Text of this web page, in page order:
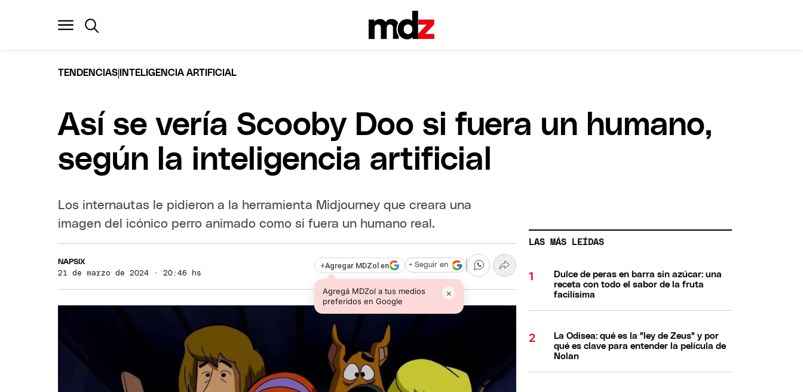
TENDENCIAS INTELIGENCIA ARTIFICIAL
Así se vería Scooby Doo si fuera un humano,
según la inteligencia artificial
Los internautas le pidieron a la herramienta Midjourney que creara una
imagen del icónico perro animado como si fuera un humano real.
NAPSIX
21 de marzo de 2024 · 20:46 hs
+Agregar MDZol en
Agregá MDZol a tus medios
preferidos en Google
×
+ Seguir en
LAS MÁS LEÍDAS
Dulce de peras en barra sin azúcar: una
receta con todo el sabor de la fruta
facilísima
La Odisea: qué es la "ley de Zeus" y por
qué es clave para entender la película de
Nolan